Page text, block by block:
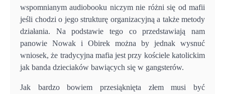
wspomnianym audiobooku niczym nie różni się od mafii
jeśli chodzi o jego strukturę organizacyjną a także metody
działania. Na podstawie tego co przedstawiają nam
panowie Nowak i Obirek można by jednak wysnuć
wniosek, że tradycyjna mafia jest przy kościele katolickim
jak banda dzieciaków bawiących się w gangsterów.
Jak bardzo bowiem przesiąknięta złem musi być